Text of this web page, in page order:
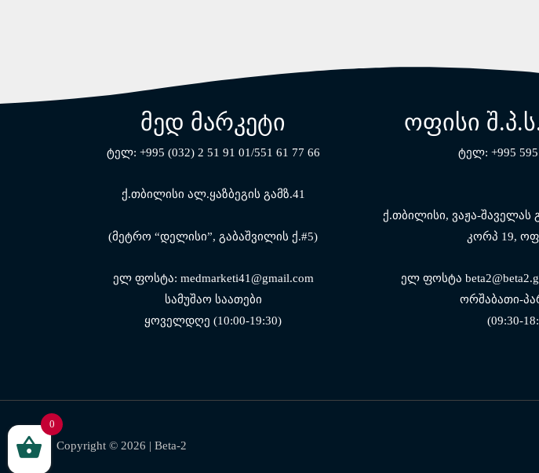
მედ მარკეტი
ტელ: +995 (032) 2 51 91 01/551 61 77 66
ქ.თბილისი ალ.ყაზბეგის გამზ.41
(მეტრო “დელისი”, გაბაშვილის ქ.#5)
ელ ფოსტა: medmarketi41@gmail.com
სამუშაო საათები
ყოველდღე (10:00-19:30)
ოფისი
ტელ: +995 595
ქ.თბილისი, ვაჟა-შაველას
კორპ 19,
ელ ფოსტა
ორშაბათი-
(09:30-
Copyright © 2026 | Beta-2
0